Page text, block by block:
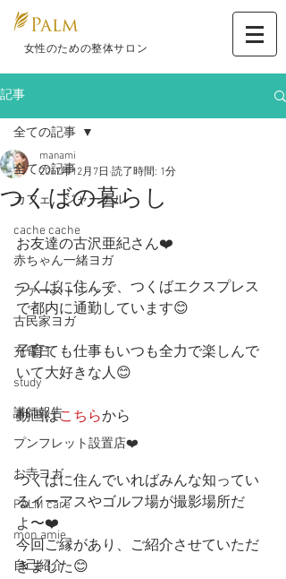
​ 女性のための整体サロン
記事
全ての記事
カフェ ジャーナル
cache cache
赤ちゃん一緒ヨガ
ファーストシップ
古民家ヨガ
充電日
study
講師報告
プンフレット設置店❤️
お寺ヨガ
PALM care
mon amie
自己紹介
全ての記事
つくばの暮らし
manami
2017年12月7日 読了時間: 1分
お友達の古沢亜紀さん❤️
つくばに住んで、つくばエクスプレス
で都内に通勤しています😊
子育ても仕事もいつも全力で楽しんで
いて大好きな人😊
動画はこちらから
つくばに住んでいればみんな知ってい
るイーアスやゴルフ場が撮影場所だ
よ〜❤️
今回ご縁があり、ご紹介させていただ
きました😊